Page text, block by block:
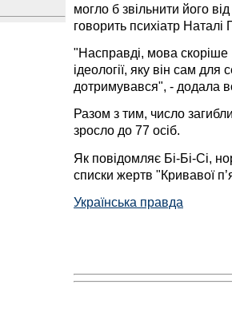
могло б звільнити його
говорить психіатр Наталі
"Насправді, мова скоріше
ідеології, яку він сам
дотримувався", - додала
Разом з тим, число
зросло до 77 осіб.
Як повідомляє Бі-Бі-Сі,
списки жертв "Кривавої
Українська правда